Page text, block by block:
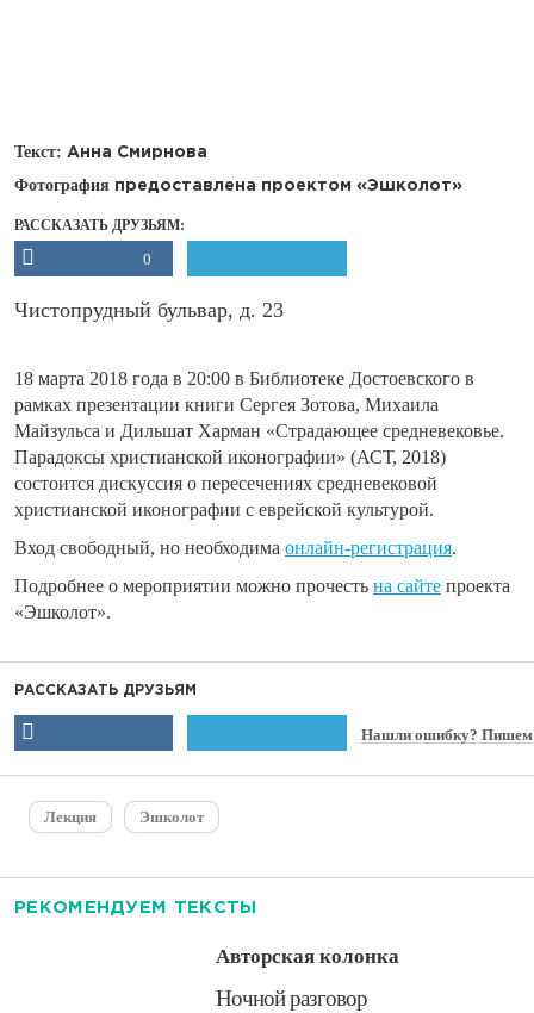
Текст: Анна Смирнова
Фотография предоставлена проектом «Эшколот»
РАССКАЗАТЬ ДРУЗЬЯМ:
0
Чистопрудный бульвар, д. 23
18 марта 2018 года в 20:00 в Библиотеке Достоевского в
рамках презентации книги Сергея Зотова, Михаила
Майзульса и Дильшат Харман «Страдающее средневековье.
Парадоксы христианской иконографии» (АСТ, 2018)
состоится дискуссия о пересечениях средневековой
христианской иконографии с еврейской культурой.
Вход свободный, но необходима онлайн-регистрация.
Подробнее о мероприятии можно прочесть на сайте проекта
«Эшколот».
РАССКАЗАТЬ ДРУЗЬЯМ
Нашли ошибку? Пишем
Лекция Эшколот
РЕКОМЕНДУЕМ ТЕКСТЫ
Авторская колонка
​Ночной разговор